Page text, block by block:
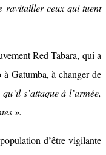
ravitailler ceux qui tuent
Red-Tabara, qui a
Gatumba, à changer de
s’attaque à l’armée,
».
d’être vigilante